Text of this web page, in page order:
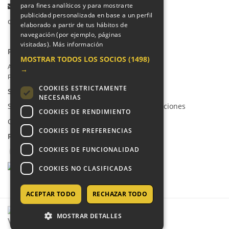
Email:
colegio@villalkor.com
PRIVACIDAD
Aviso legal / Política de privacidad
Política de cookies
SUGERENCIAS Y CANAL DE DENUNCIAS
Sugerencias, Quejas, Reclamaciones y Felicitaciones
Canal de denuncias
REDES SOCIALES
COPYRIGHT © 2026 - COLEGIO VILLALKOR
para fines analíticos y para mostrarte
publicidad personalizada en base a un perfil
elaborado a partir de tus hábitos de
navegación (por ejemplo, páginas
visitadas). Más información
MOSTRAR TODOS LOS SOCIOS (1498)
→
COOKIES ESTRICTAMENTE
NECESARIAS
COOKIES DE RENDIMIENTO
COOKIES DE PREFERENCIAS
COOKIES DE FUNCIONALIDAD
COOKIES NO CLASIFICADAS
ACEPTAR TODO RECHAZAR TODO
MOSTRAR DETALLES